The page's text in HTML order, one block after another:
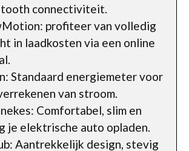
connectiviteit.
profiteer van volledig
in laadkosten via een online
Standaard energiemeter voor
van stroom.
Comfortabel, slim en
je elektrische auto opladen.
Aantrekkelijk design, stevig